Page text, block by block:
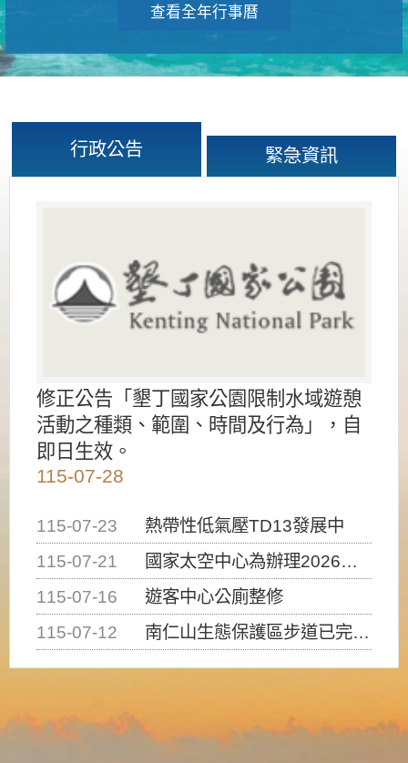
查看全年行事曆
行政公告 緊急資訊
修正公告「墾丁國家公園限制水域遊憩
活動之種類、範圍、時間及行為」，自
即日生效。
115-07-28
115-07-23
熱帶性低氣壓TD13發展中
115-07-21
國家太空中心為辦理2026台灣盃火箭競賽，陸、海、空域警戒及協調相關事宜，因颱風備案事宜
115-07-16
遊客中心公廁整修
115-07-12
南仁山生態保護區步道已完成修復，自115年7月13日（星期一）起恢復開放入園，歡迎民眾依規定申請入園....